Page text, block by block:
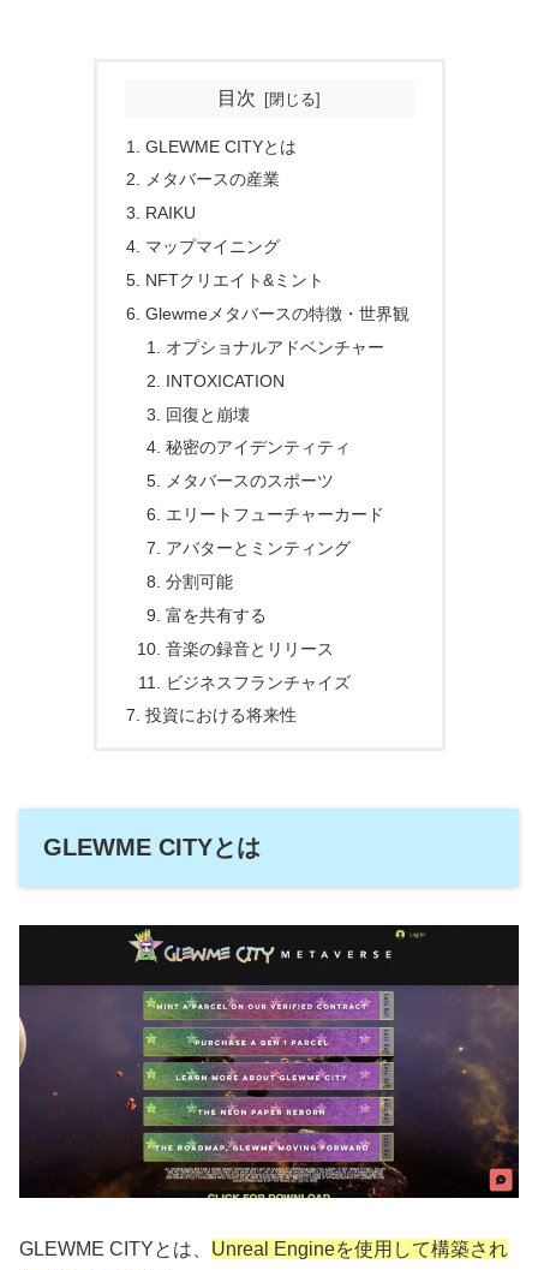
目次
GLEWME CITYとは
メタバースの産業
RAIKU
マップマイニング
NFTクリエイト&ミント
Glewmeメタバースの特徴・世界観
オプショナルアドベンチャー
INTOXICATION
回復と崩壊
秘密のアイデンティティ
メタバースのスポーツ
エリートフューチャーカード
アバターとミンティング
分割可能
富を共有する
音楽の録音とリリース
ビジネスフランチャイズ
投資における将来性
GLEWME CITYとは
GLEWME CITYとは、 Unreal Engineを使用して構築され